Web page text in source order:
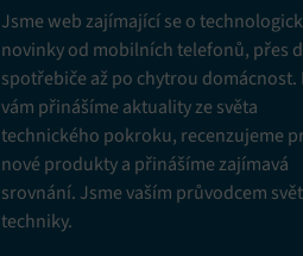
Jsme web zajímající se o
novinky od mobilních telefonů, přes
spotřebiče až po chytrou domácnost.
vám přinášíme aktuality ze světa
technického pokroku, recenzujeme
nové produkty a přinášíme zajímavá
srovnání. Jsme vaším průvodcem
techniky.